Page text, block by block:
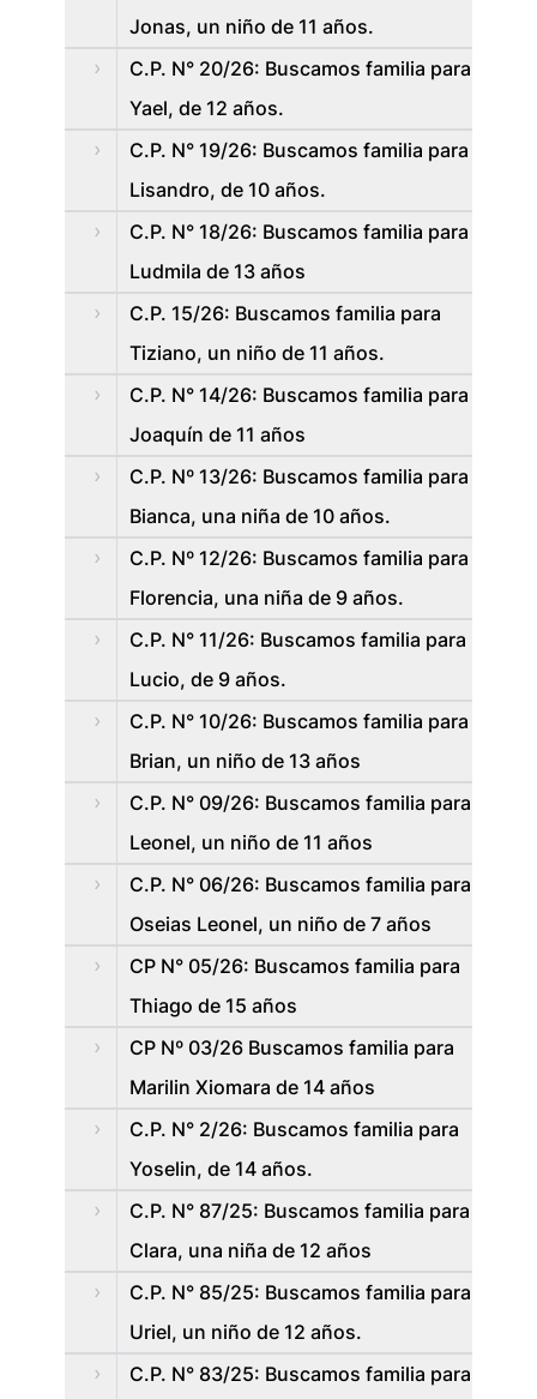
Jonas, un niño de 11 años.
C.P. N° 20/26: Buscamos familia para
Yael, de 12 años.
C.P. N° 19/26: Buscamos familia para
Lisandro, de 10 años.
C.P. N° 18/26: Buscamos familia para
Ludmila de 13 años
C.P. 15/26: Buscamos familia para
Tiziano, un niño de 11 años.
C.P. N° 14/26: Buscamos familia para
Joaquín de 11 años
C.P. Nº 13/26: Buscamos familia para
Bianca, una niña de 10 años.
C.P. Nº 12/26: Buscamos familia para
Florencia, una niña de 9 años.
C.P. N° 11/26: Buscamos familia para
Lucio, de 9 años.
C.P. N° 10/26: Buscamos familia para
Brian, un niño de 13 años
C.P. N° 09/26: Buscamos familia para
Leonel, un niño de 11 años
C.P. N° 06/26: Buscamos familia para
Oseias Leonel, un niño de 7 años
CP N° 05/26: Buscamos familia para
Thiago de 15 años
CP Nº 03/26 Buscamos familia para
Marilin Xiomara de 14 años
C.P. N° 2/26: Buscamos familia para
Yoselin, de 14 años.
C.P. N° 87/25: Buscamos familia para
Clara, una niña de 12 años
C.P. N° 85/25: Buscamos familia para
Uriel, un niño de 12 años.
C.P. N° 83/25: Buscamos familia para